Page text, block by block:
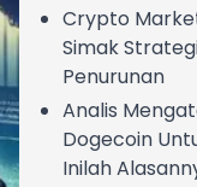
Crypto
Simak
Penurunan
Analis
Dogecoin
Inilah